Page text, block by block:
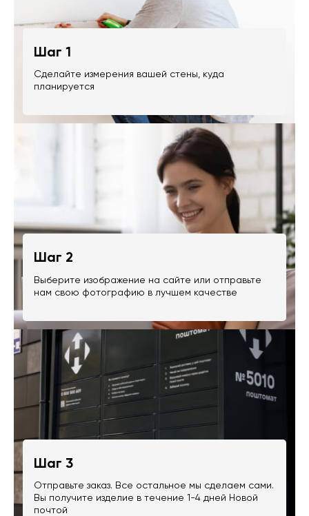
Шаг 1
Сделайте измерения вашей стены, куда
планируется
Шаг 2
Выберите изображение на сайте или отправьте
нам свою фотографию в лучшем качестве
Шаг 3
Отправьте заказ. Все остальное мы сделаем сами.
Вы получите изделие в течение 1-4 дней Новой
почтой